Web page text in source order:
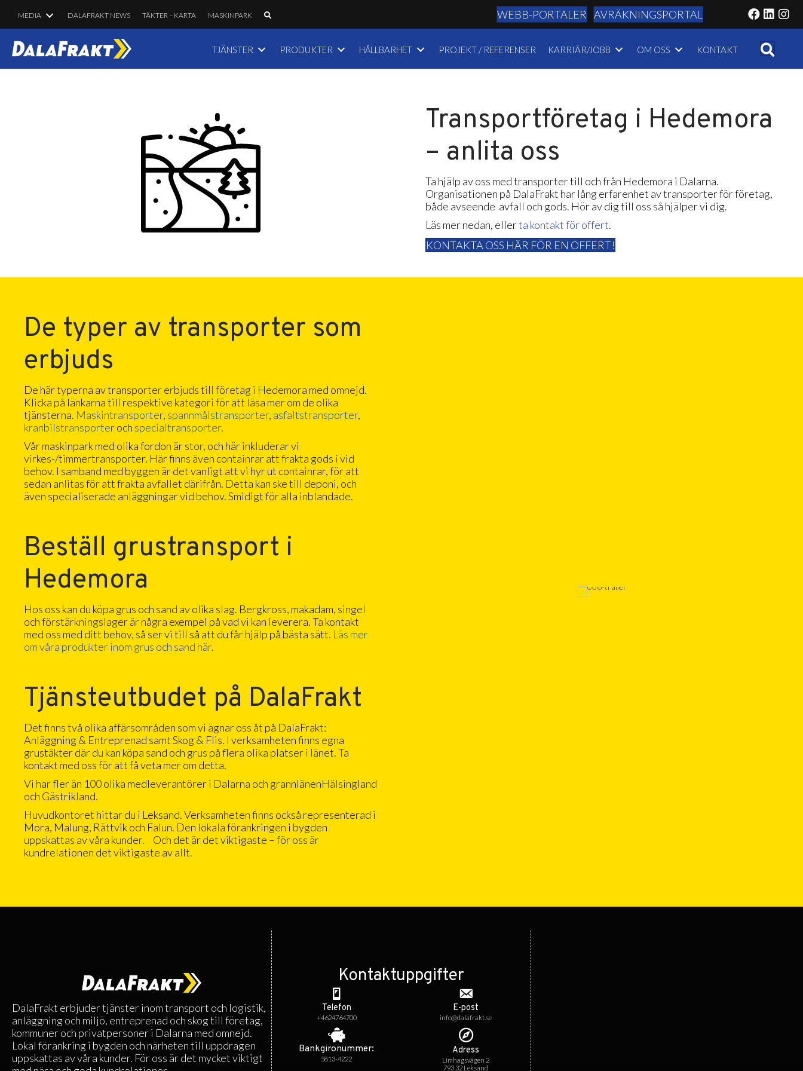
MEDIA DALAFRAKT NEWS TÄKTER – KARTA MASKINPARK WEBB-PORTALER AVRÄKNINGSPORTAL
TJÄNSTER PRODUKTER HÅLLBARHET PROJEKT / REFERENSER KARRIÄR/JOBB OM OSS KONTAKT
Transportföretag i Hedemora
– anlita oss
Ta hjälp av oss med transporter till och från Hedemora i Dalarna.
Organisationen på DalaFrakt har lång erfarenhet av transporter för företag,
både avseende avfall och gods. Hör av dig till oss så hjälper vi dig.
Läs mer nedan, ellerta kontakt för offert.
KONTAKTA OSS HÄR FÖR EN OFFERT!
De typer av transporter som
erbjuds
De här typerna av transporter erbjuds till företag i Hedemora med omnejd.
Klicka på länkarna till respektive kategori för att läsa mer om de olika
tjänsterna. Maskintransporter, spannmålstransporter, asfaltstransporter,
kranbilstransporteroch specialtransporter.
Vår maskinpark med olika fordon är stor, och här inkluderar vi
virkes-/timmertransporter. Här finns även containrar att frakta gods i vid
behov. I samband med byggen är det vanligt att vi hyr ut containrar, för att
sedan anlitas för att frakta avfallet därifrån. Detta kan ske till deponi, och
även specialiserade anläggningar vid behov. Smidigt för alla inblandade.
Beställ grustransport i
Hedemora
Hos oss kan du köpa grus och sand av olika slag. Bergkross, makadam, singel
och förstärkningslager är några exempel på vad vi kan leverera. Ta kontakt
med oss med ditt behov, så ser vi till så att du får hjälp på bästa sätt. Läs mer
om våra produkter inom grus och sand här.
Tjänsteutbudet på DalaFrakt
Det finns två olika affärsområden som vi ägnar oss åt på DalaFrakt:
Anläggning & Entreprenad samt Skog & Flis. I verksamheten finns egna
grustäkter där du kan köpa sand och grus på flera olika platser i länet. Ta
kontakt med oss för att få veta mer om detta.
Vi har fler än 100 olika medleverantörer i Dalarna och grannlänenHälsingland
och Gästrikland.
Huvudkontoret hittar du i Leksand. Verksamheten finns också representerad i
Mora, Malung, Rättvik och Falun. Den lokala förankringen i bygden
uppskattas av våra kunder. Och det är det viktigaste – för oss är
kundrelationen det viktigaste av allt.
DalaFrakt erbjuder tjänster inom transport och logistik,
anläggning och miljö, entreprenad och skog till företag,
kommuner och privatpersoner i Dalarna med omnejd.
Lokal förankring i bygden och närheten till uppdragen
uppskattas av våra kunder. För oss är det mycket viktigt
Kontaktuppgifter
Telefon
+4624764700
E-post
info@dalafrakt.se
Bankgiro­nummer:
5813-4222
Adress
Limhagsvägen 2
793 32 Leksand